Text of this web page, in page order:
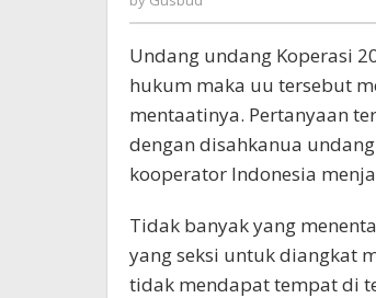
Undang undang Koperasi
hukum maka uu tersebut
mentaatinya. Pertanyaan
dengan disahkanua
kooperator Indonesia
Tidak banyak yang
yang seksi untuk diangkat
tidak mendapat tempat di